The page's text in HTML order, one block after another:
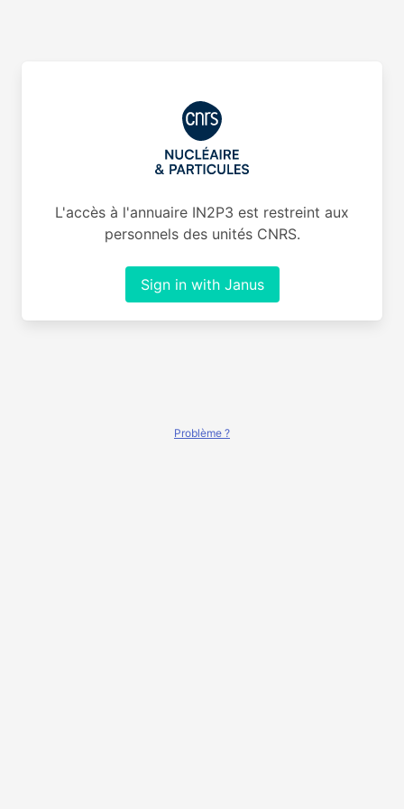
L'accès à l'annuaire IN2P3 est restreint aux
personnels des unités CNRS.
Sign in with Janus
Problème ?